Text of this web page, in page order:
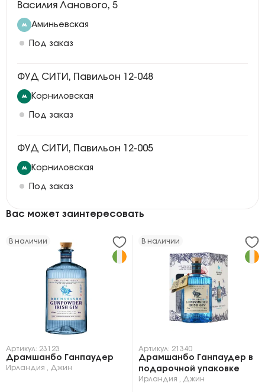
Василия Ланового, 5
Аминьевская
Под заказ
ФУД СИТИ, Павильон 12-048
Корниловская
Под заказ
ФУД СИТИ, Павильон 12-005
Корниловская
Под заказ
Вас может заинтересовать
В наличии
Артикул: 23123
Драмшанбо Ганпаудер
Ирландия Джин
В наличии
Артикул: 21340
Драмшанбо Ганпаудер в
подарочной упаковке
Ирландия Джин